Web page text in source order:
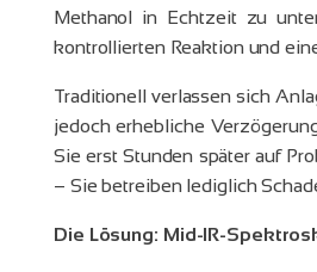
Methanol in Echtzeit zu
kontrollierten Reaktion und
Traditionell verlassen sich
jedoch erhebliche
Sie erst Stunden später auf
– Sie betreiben lediglich
Die Lösung: Mid-IR-